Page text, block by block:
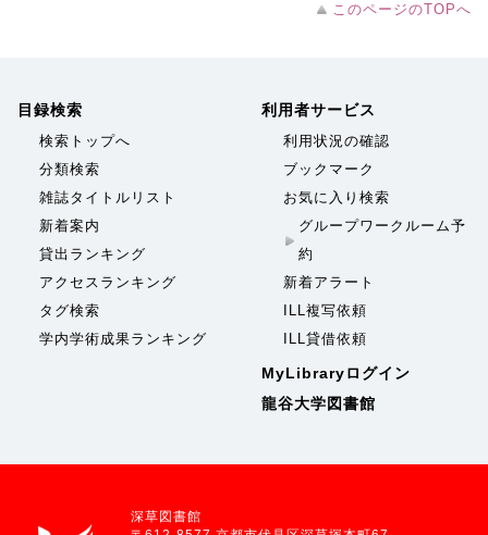
このページのTOPへ
目録検索
検索トップへ
分類検索
雑誌タイトルリスト
新着案内
貸出ランキング
アクセスランキング
タグ検索
学内学術成果ランキング
利用者サービス
利用状況の確認
ブックマーク
お気に入り検索
グループワークルーム予
約
新着アラート
ILL複写依頼
ILL貸借依頼
MyLibraryログイン
龍谷大学図書館
深草図書館